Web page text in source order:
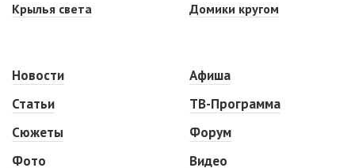
Крылья света Домики кругом
Новости
Статьи
Сюжеты
Фото
Афиша
ТВ-Программа
Форум
Видео